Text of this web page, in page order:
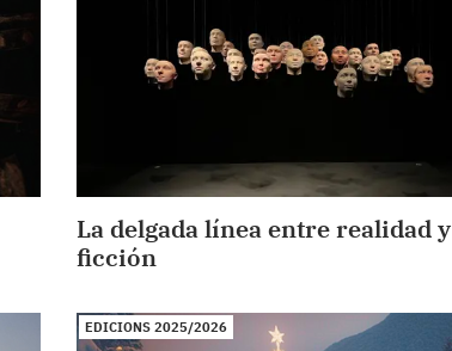
La delgada línea entre realidad y
ficción
EDICIONS 2025/2026